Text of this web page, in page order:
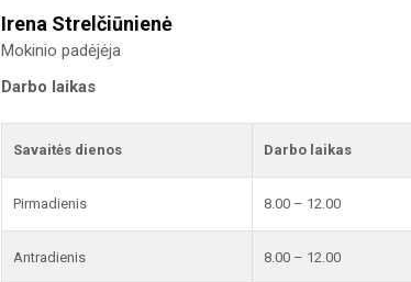
Irena Strelčiūnienė
Mokinio padėjėja
Darbo laikas
Savaitės dienos Darbo laikas
Pirmadienis 8.00 – 12.00
Antradienis 8.00 – 12.00